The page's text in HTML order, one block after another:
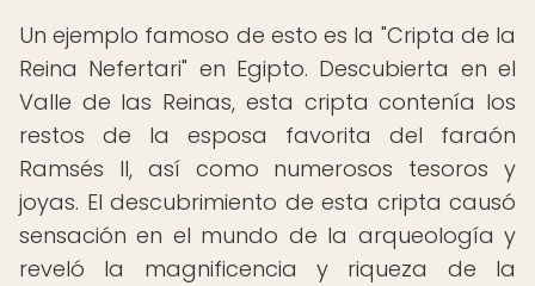
Un ejemplo famoso de esto es la "Cripta de la
Reina Nefertari" en Egipto. Descubierta en el
Valle de las Reinas, esta cripta contenía los
restos de la esposa favorita del faraón
Ramsés II, así como numerosos tesoros y
joyas. El descubrimiento de esta cripta causó
sensación en el mundo de la arqueología y
reveló la magnificencia y riqueza de la